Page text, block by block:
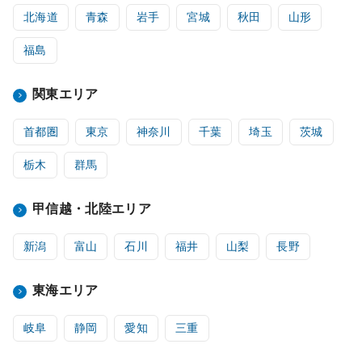
北海道 青森 岩手 宮城 秋田 山形
福島
関東エリア
首都圏 東京 神奈川 千葉 埼玉 茨城
栃木 群馬
甲信越・北陸エリア
新潟 富山 石川 福井 山梨 長野
東海エリア
岐阜 静岡 愛知 三重